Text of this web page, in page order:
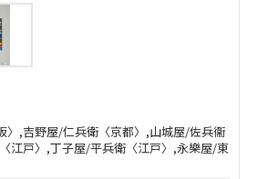
〉,吉野屋/仁兵衛〈京都〉,山城屋/佐兵衞
江戸〉,丁子屋/平兵衛〈江戸〉,永樂屋/東